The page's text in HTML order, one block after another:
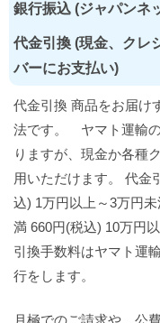
銀行振込 (ジャパンネ
代金引換 (現金、クレ
バーにお支払い)
代金引換 商品をお届け
法です。 ヤマト運輸
りますが、現金か各種
用いただけます。 代
込) 1万円以上～3万円
満 660円(税込) 10万円
引換手数料はヤマト運
行をします。